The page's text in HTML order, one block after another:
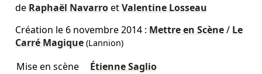
de Raphaël NavarroetValentine Losseau
Création le 6 novembre 2014: Mettre en Scène/ Le
Carré Magique(Lannion)
Mise en scène
Étienne Saglio